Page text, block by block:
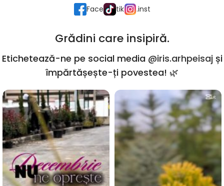
Face tik .inst
Grădini care insipiră.
Etichetează-ne pe social media @iris.arhpeisaj și
împărtășește-ți povestea! 🌿